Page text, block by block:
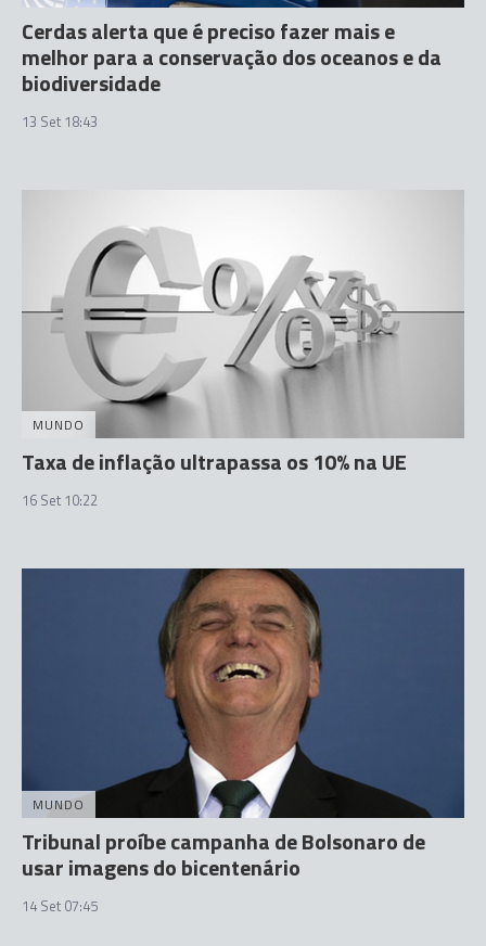
Cerdas alerta que é preciso fazer mais e
melhor para a conservação dos oceanos e da
biodiversidade
13 Set 18:43
MUNDO
Taxa de inflação ultrapassa os 10% na UE
16 Set 10:22
MUNDO
Tribunal proíbe campanha de Bolsonaro de
usar imagens do bicentenário
14 Set 07:45